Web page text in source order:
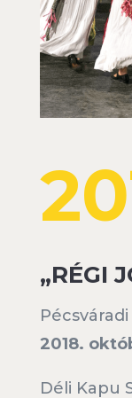
„RÉGI
2018.
Déli Kapu